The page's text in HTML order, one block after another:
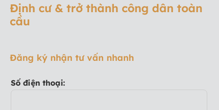
Định cư & trở thành công dân toàn
cầu
Đăng ký nhận tư vấn nhanh
Số điện thoại: